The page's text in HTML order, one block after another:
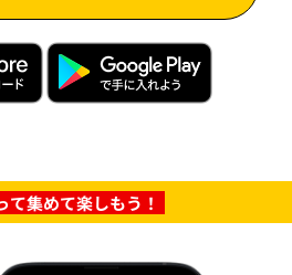
て集めて楽しもう！